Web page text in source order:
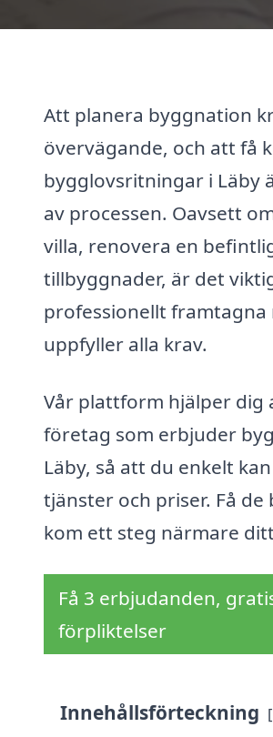
Att planera byggnation
övervägande, och att få
bygglovsritningar i Läby
av processen. Oavsett
villa, renovera en
tillbyggnader, är det
professionellt
uppfyller alla krav.
Vår plattform hjälper dig
företag som erbjuder
Läby, så att du enkelt
tjänster och priser. Få
kom ett steg närmare
Få 3 erbjudanden,
förpliktelser
Innehållsförteckning